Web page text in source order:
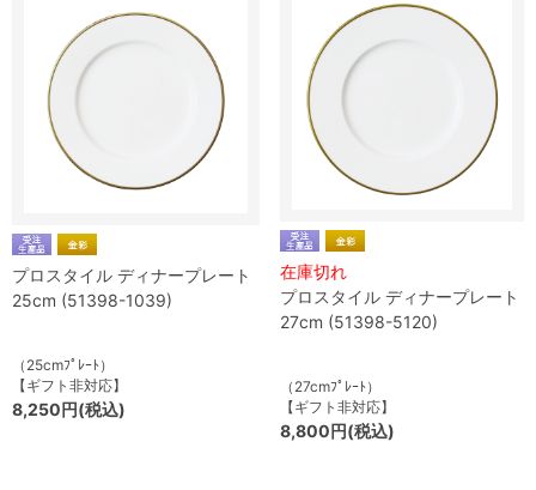
プロスタイル ディナープレート
25cm (51398-1039)
（25cmﾌﾟﾚｰﾄ）
【ギフト非対応】
8,250円(税込)
在庫切れ
プロスタイル ディナープレート
27cm (51398-5120)
（27cmﾌﾟﾚｰﾄ）
【ギフト非対応】
8,800円(税込)